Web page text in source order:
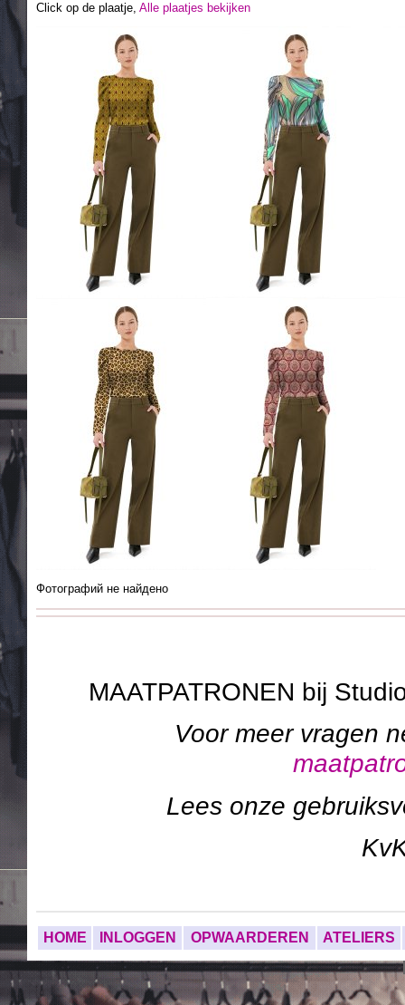
Click op de plaatje, Alle plaatjes bekijken
Фотографий не найдено
MAATPATRONEN bij
Voor meer vragen
Lees onze
HOME INLOGGEN OPWAARDEREN ATELIERS